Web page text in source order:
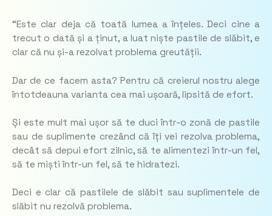
“Este clar deja că toată lumea a înțeles. Deci cine a
trecut o dată și a ținut, a luat niște pastile de slăbit, e
clar că nu și-a rezolvat problema greutății.
Dar de ce facem asta? Pentru că creierul nostru alege
întotdeauna varianta cea mai ușoară, lipsită de efort.
Și este mult mai ușor să te duci într-o zonă de pastile
sau de suplimente crezând că îți vei rezolva problema,
decât să depui efort zilnic, să te alimentezi într-un fel,
să te miști într-un fel, să te hidratezi.
Deci e clar că pastilele de slăbit sau suplimentele de
slăbit nu rezolvă problema.